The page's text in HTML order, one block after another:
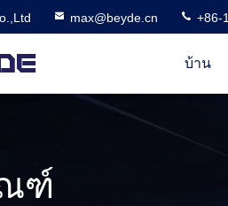
max@beyde.cn +86-
บ้าน
ฑ์